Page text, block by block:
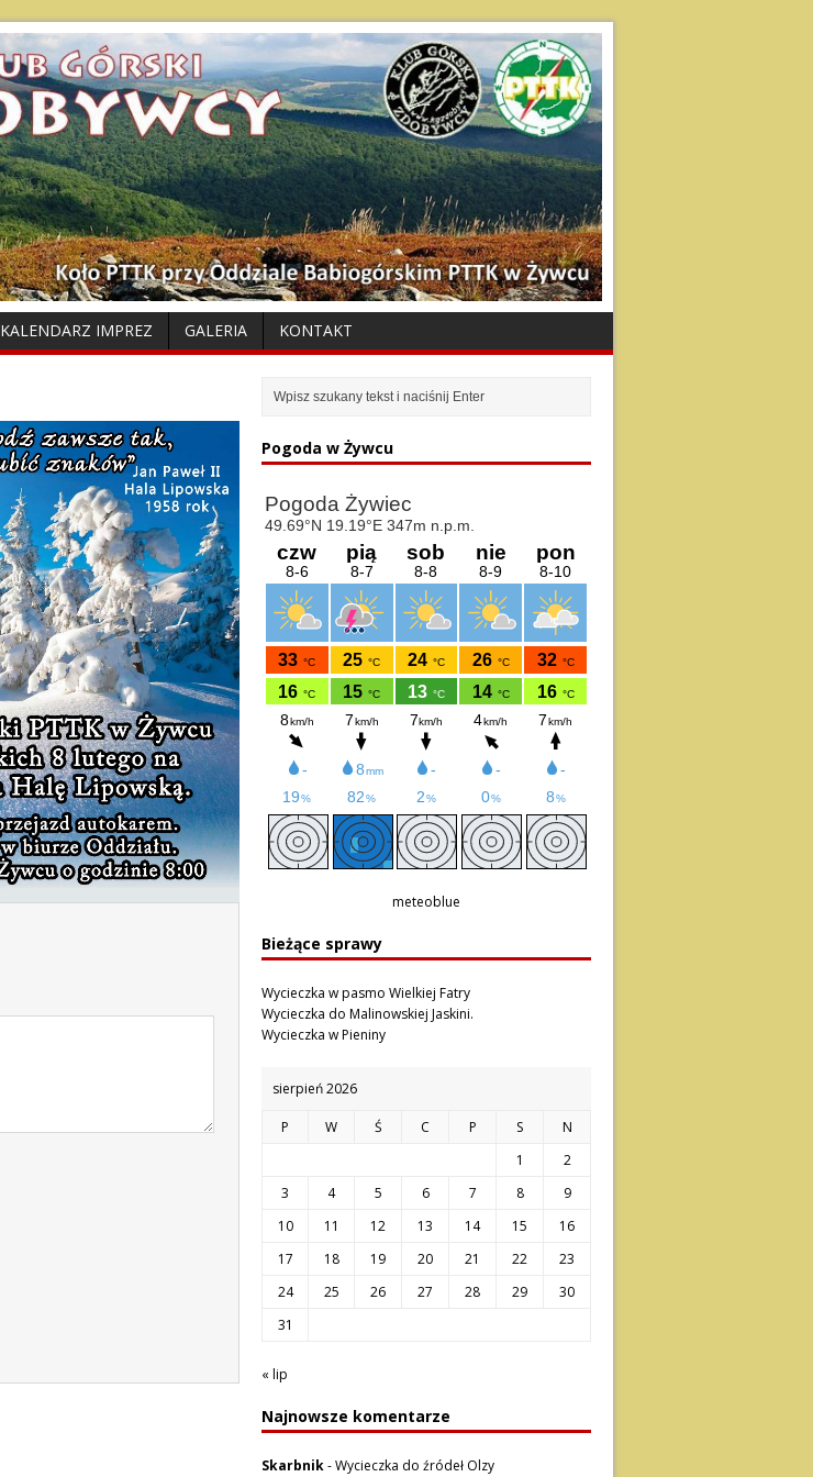
KALENDARZ IMPREZ GALERIA KONTAKT
Pogoda w Żywcu
meteoblue
Bieżące sprawy
Wycieczka w pasmo Wielkiej Fatry
Wycieczka do Malinowskiej Jaskini.
Wycieczka w Pieniny
sierpień 2026
P W Ś C P S
N
1
2
3
4 5 6 7 8
9
10
11 12 13 14 15
16
17
18 19 20 21 22
23
24
25 26 27 28 29
30
31
« lip
Najnowsze komentarze
Skarbnik-Wycieczka do źródeł Olzy